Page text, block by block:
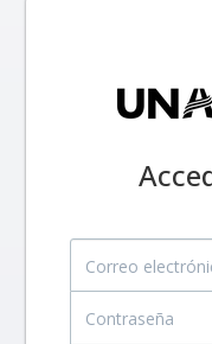
Correo electrónico